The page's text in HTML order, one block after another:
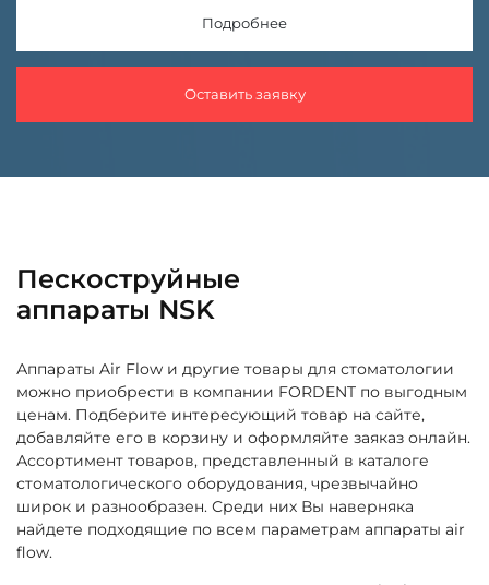
Подробнее
Оставить заявку
Пескоструйные
аппараты NSK
Аппараты Air Flow и другие товары для стоматологии
можно приобрести в компании FORDENT по выгодным
ценам. Подберите интересующий товар на сайте,
добавляйте его в корзину и оформляйте заяказ онлайн.
Ассортимент товаров, представленный в каталоге
стоматологического оборудования, чрезвычайно
широк и разнообразен. Среди них Вы наверняка
найдете подходящие по всем параметрам аппараты air
flow.